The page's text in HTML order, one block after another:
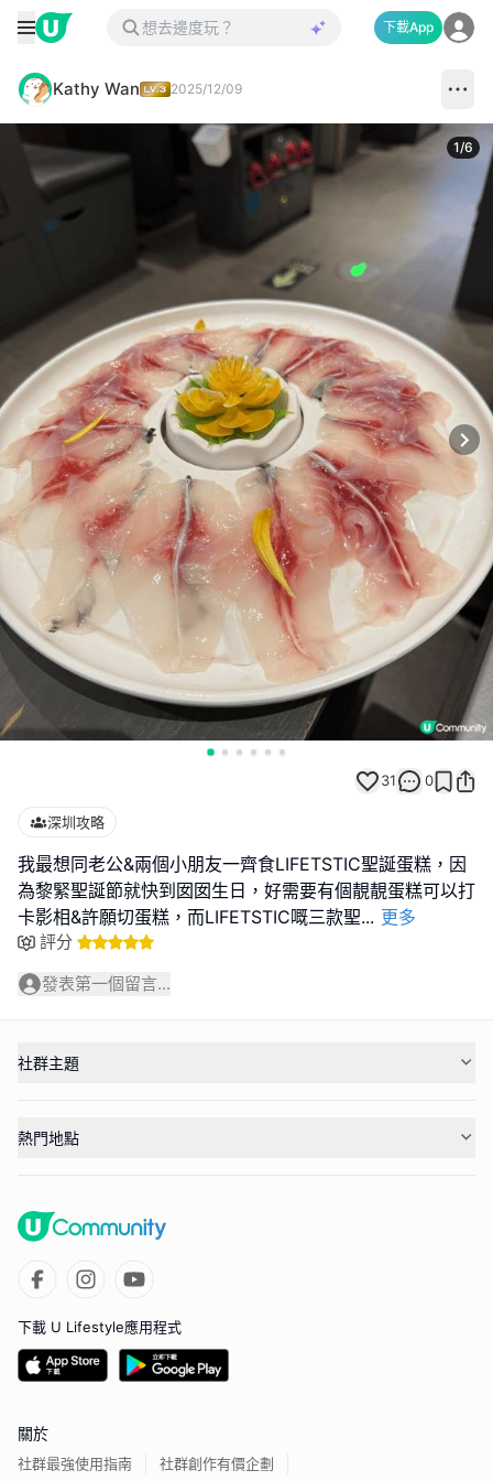
下載App
Kathy Wan 2025/12/09
1/6
31 0
深圳攻略
我最想同老公&兩個小朋友一齊食LIFETSTIC聖誕蛋糕，因
為黎緊聖誕節就快到囡囡生日，好需要有個靚靚蛋糕可以打
卡影相&許願切蛋糕，而LIFETSTIC嘅三款聖... 更多
評分
發表第一個留言...
社群主題
熱門地點
下載 U Lifestyle應用程式
關於
社群最強使用指南 社群創作有價企劃